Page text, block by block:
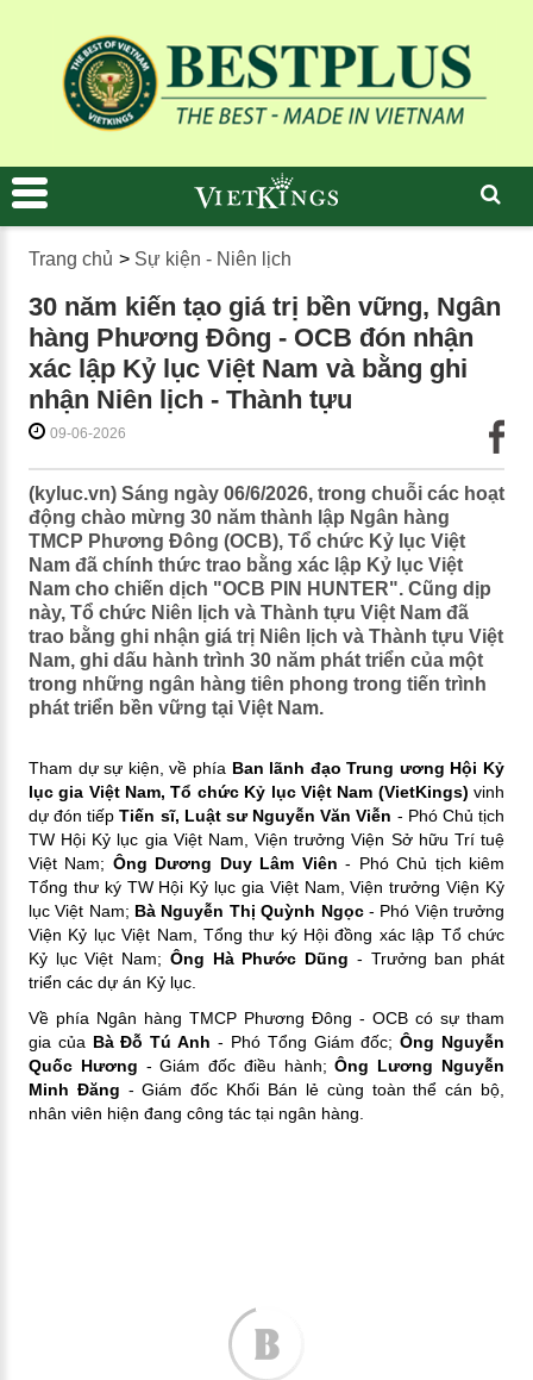
Trang chủ > Sự kiện - Niên lịch
30 năm kiến tạo giá trị bền vững, Ngân
hàng Phương Đông - OCB đón nhận
xác lập Kỷ lục Việt Nam và bằng ghi
nhận Niên lịch - Thành tựu
09-06-2026
(kyluc.vn) Sáng ngày 06/6/2026, trong chuỗi các hoạt
động chào mừng 30 năm thành lập Ngân hàng
TMCP Phương Đông (OCB), Tổ chức Kỷ lục Việt
Nam đã chính thức trao bằng xác lập Kỷ lục Việt
Nam cho chiến dịch "OCB PIN HUNTER". Cũng dịp
này, Tổ chức Niên lịch và Thành tựu Việt Nam đã
trao bằng ghi nhận giá trị Niên lịch và Thành tựu Việt
Nam, ghi dấu hành trình 30 năm phát triển của một
trong những ngân hàng tiên phong trong tiến trình
phát triển bền vững tại Việt Nam.
Tham dự sự kiện, về phía Ban lãnh đạo Trung ương Hội Kỷ
lục gia Việt Nam, Tổ chức Kỷ lục Việt Nam (VietKings) vinh
dự đón tiếpTiến sĩ, Luật sư Nguyễn Văn Viễn - Phó Chủ tịch
TW Hội Kỷ lục gia Việt Nam, Viện trưởng Viện Sở hữu Trí tuệ
Việt Nam; Ông Dương Duy Lâm Viên - Phó Chủ tịch kiêm
Tổng thư ký TW Hội Kỷ lục gia Việt Nam, Viện trưởng Viện Kỷ
lục Việt Nam; Bà Nguyễn Thị Quỳnh Ngọc- Phó Viện trưởng
Viện Kỷ lục Việt Nam, Tổng thư ký Hội đồng xác lập Tổ chức
Kỷ lục Việt Nam; Ông Hà Phước Dũng - Trưởng ban phát
triển các dự án Kỷ lục.
Về phía Ngân hàng TMCP Phương Đông - OCB có sự tham
gia của Bà Đỗ Tú Anh - Phó Tổng Giám đốc;Ông Nguyễn
Quốc Hương - Giám đốc điều hành;Ông Lương Nguyễn
Minh Đăng - Giám đốc Khối Bán lẻ cùng toàn thể cán bộ,
nhân viên hiện đang công tác tại ngân hàng.